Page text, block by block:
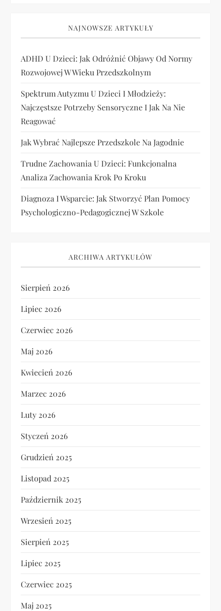
NAJNOWSZE ARTYKUŁY
ADHD U Dzieci: Jak Odróżnić Objawy Od Normy
Rozwojowej W Wieku Przedszkolnym
Spektrum Autyzmu U Dzieci I Młodzieży:
Najczęstsze Potrzeby Sensoryczne I Jak Na Nie
Reagować
Jak Wybrać Najlepsze Przedszkole Na Jagodnie
Trudne Zachowania U Dzieci: Funkcjonalna
Analiza Zachowania Krok Po Kroku
Diagnoza I Wsparcie: Jak Stworzyć Plan Pomocy
Psychologiczno-Pedagogicznej W Szkole
ARCHIWA ARTYKUŁÓW
Sierpień 2026
Lipiec 2026
Czerwiec 2026
Maj 2026
Kwiecień 2026
Marzec 2026
Luty 2026
Styczeń 2026
Grudzień 2025
Listopad 2025
Październik 2025
Wrzesień 2025
Sierpień 2025
Lipiec 2025
Czerwiec 2025
Maj 2025